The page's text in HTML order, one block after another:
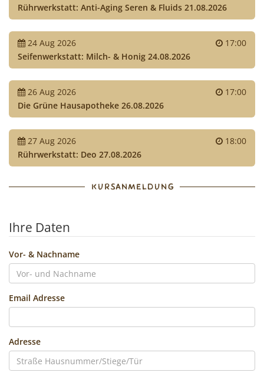
Rührwerkstatt: Anti-Aging Seren & Fluids 21.08.2026
24 Aug 2026
17:00
Seifenwerkstatt: Milch- & Honig 24.08.2026
26 Aug 2026
17:00
Die Grüne Hausapotheke 26.08.2026
27 Aug 2026
18:00
Rührwerkstatt: Deo 27.08.2026
KURSANMELDUNG
Ihre Daten
Vor- & Nachname
Email Adresse
Adresse